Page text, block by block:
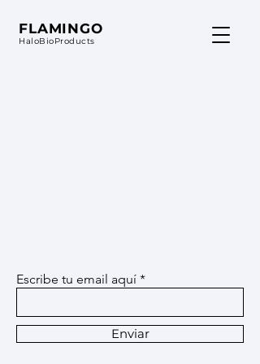
FLAMINGO
HaloBioProducts
Escribe tu email aquí
Enviar